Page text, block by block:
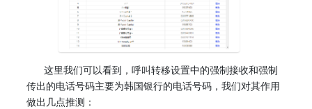
这里我们可以看到，呼叫转移设置中的强制接收和强制
传出的电话号码主要为韩国银行的电话号码，我们对其作用
做出几点推测：